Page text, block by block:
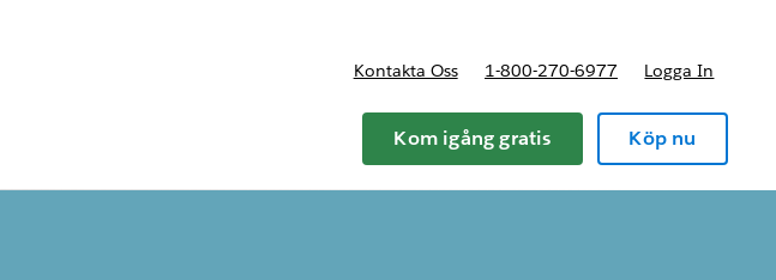
sub-navigation for Planer och priser
Kontakta Oss 1-800-270-6977 Logga In
Kom igång gratis Köp nu